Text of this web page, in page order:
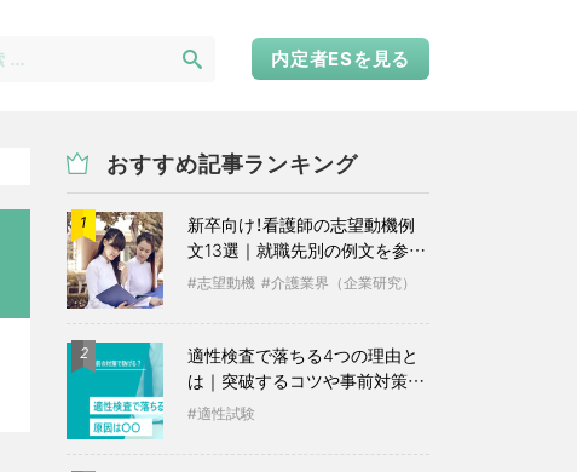
内定者ESを見る
おすすめ記事ランキング
1
新卒向け！看護師の志望動機例
文13選｜就職先別の例文を参考
に志望動機 介護業界（企業研究）
2
適性検査で落ちる4つの理由と
は｜突破するコツや事前対策も
紹介
適性試験